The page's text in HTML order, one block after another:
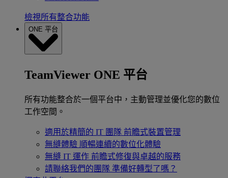
檢視所有整合功能
ONE 平台
TeamViewer ONE 平台
所有功能整合於一個平台中，主動管理並優化您的數位
工作空間。
適用於精簡的 IT 團隊 前瞻式裝置管理
無縫體驗 順暢連續的數位化體驗
無縫 IT 運作 前瞻式修復與卓越的服務
請聯絡我們的團隊 準備好轉型了嗎？